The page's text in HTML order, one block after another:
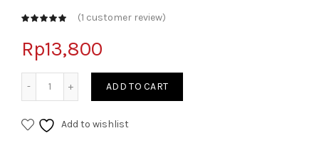
(1 customer review)
Rp13,800
Quantity
ADD TO CART
Add to wishlist